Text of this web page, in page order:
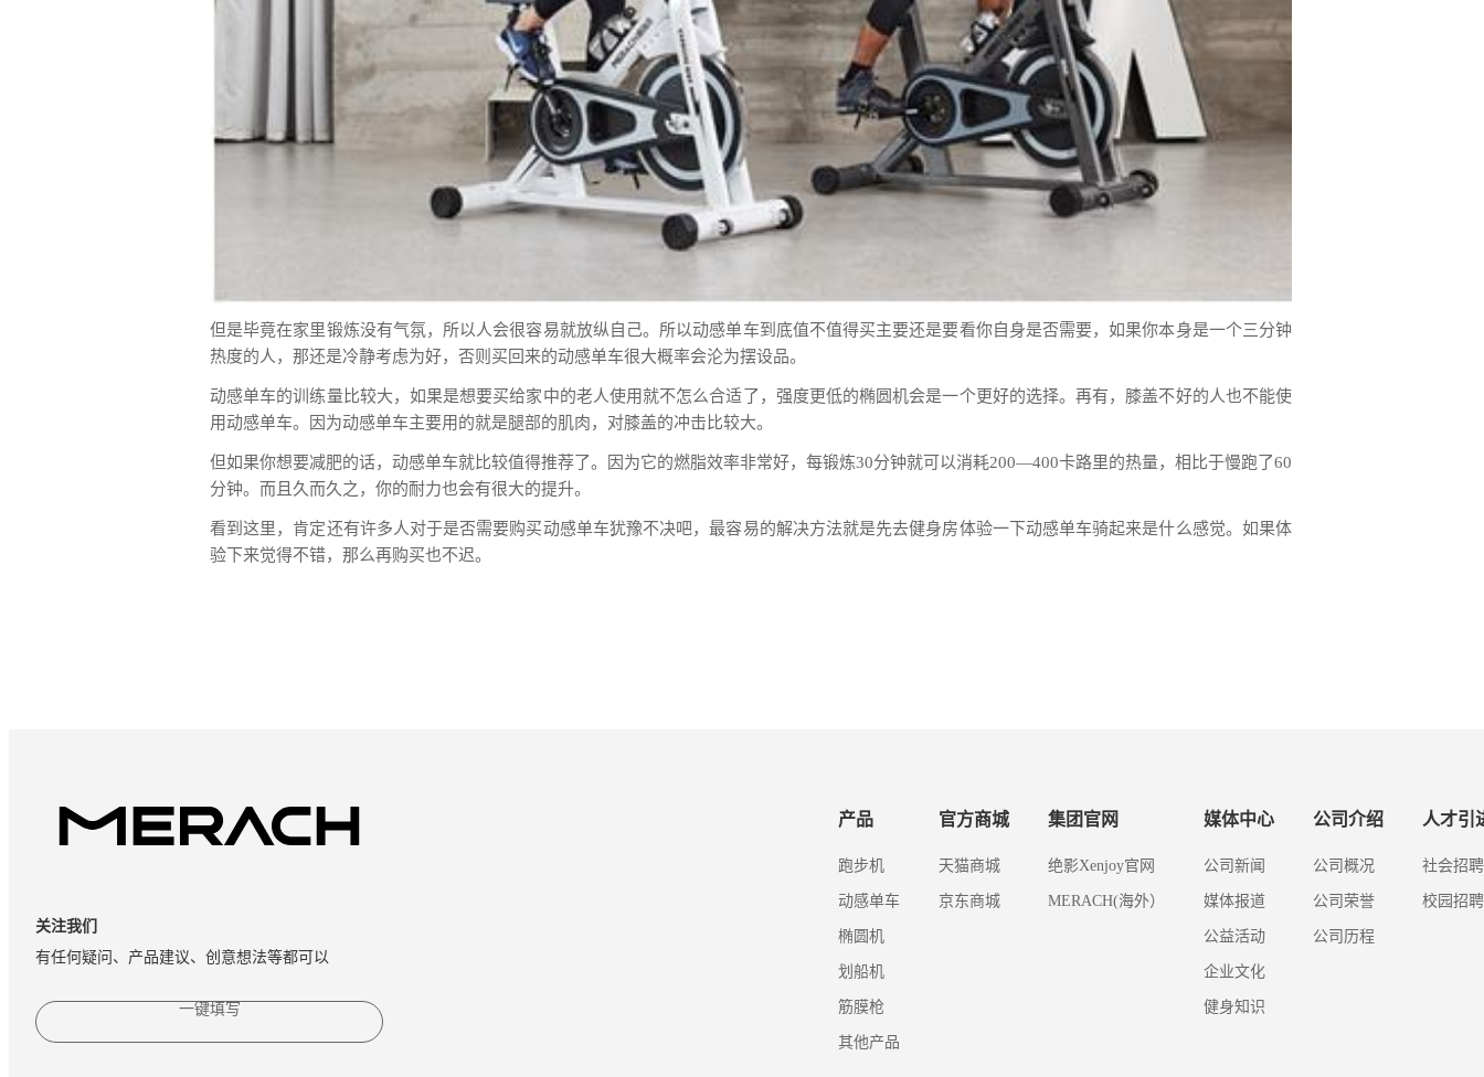
但是毕竟在家里锻炼没有气氛，所以人会很容易就放纵自己。所以动感单车到底值不值得买主要还是要看你自身是否需要，如果你本身是一个三分钟
热度的人，那还是冷静考虑为好，否则买回来的动感单车很大概率会沦为摆设品。
动感单车的训练量比较大，如果是想要买给家中的老人使用就不怎么合适了，强度更低的椭圆机会是一个更好的选择。再有，膝盖不好的人也不能使
用动感单车。因为动感单车主要用的就是腿部的肌肉，对膝盖的冲击比较大。
但如果你想要减肥的话，动感单车就比较值得推荐了。因为它的燃脂效率非常好，每锻炼30分钟就可以消耗200—400卡路里的热量，相比于慢跑了60
分钟。而且久而久之，你的耐力也会有很大的提升。
看到这里，肯定还有许多人对于是否需要购买动感单车犹豫不决吧，最容易的解决方法就是先去健身房体验一下动感单车骑起来是什么感觉。如果体
验下来觉得不错，那么再购买也不迟。
关注我们
有任何疑问、产品建议、创意想法等都可以
一键填写
产品
跑步机
动感单车
椭圆机
划船机
筋膜枪
其他产品
官方商城
天猫商城
京东商城
集团官网
绝影Xenjoy官网
MERACH(海外）
媒体中心
公司新闻
媒体报道
公益活动
企业文化
健身知识
公司介绍
公司概况
公司荣誉
公司历程
人才引
社会招聘
校园招聘